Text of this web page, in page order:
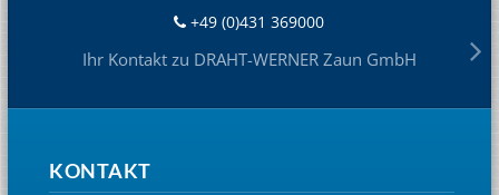
+49 (0)431 369000
Ihr Kontakt zu DRAHT-WERNER Zaun GmbH
KONTAKT